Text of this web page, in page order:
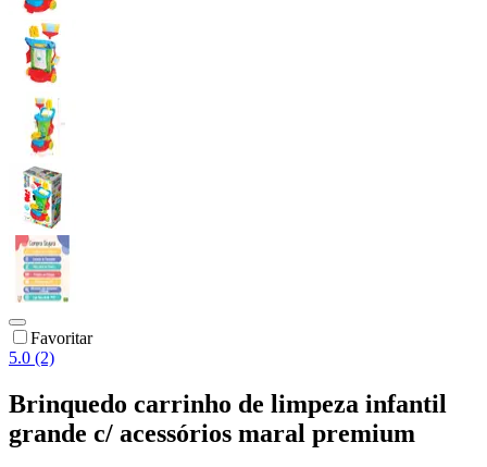
Favoritar
5.0 (2)
Brinquedo carrinho de limpeza infantil
grande c/ acessórios maral premium